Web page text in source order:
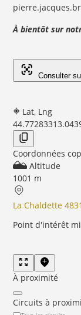
À bientôt sur
Consulter
Lat, Lng
44.7728331
Coordonnées
Altitude
1001 m
La Chaldette
Point d'intérêt
À proximité
Circuits à